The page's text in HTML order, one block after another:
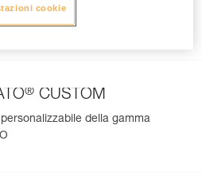
personalizzabile della gamma
® CUSTOM
della gamma
cookie